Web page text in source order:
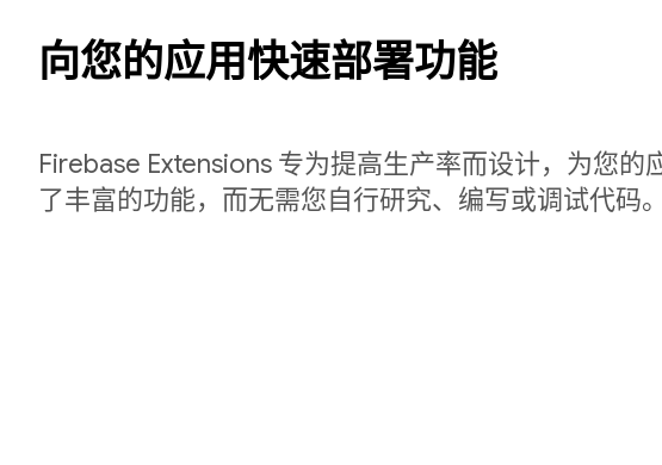
向您的应用快速部署功能
Firebase Extensions 专为提高生产率而设计，为您的
了丰富的功能，而无需您自行研究、编写或调试代码。